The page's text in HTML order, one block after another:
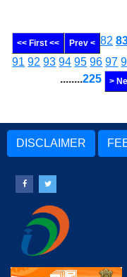
<< First << Prev < 82
91 92 93 94 95 96 97
........225 >
DISCLAIMER